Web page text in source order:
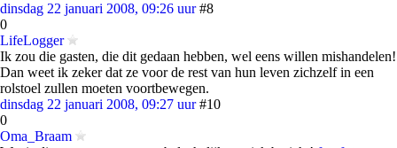
dinsdag 22 januari 2008, 09:26 uur #8
0
LifeLogger
Ik zou die gasten, die dit gedaan hebben, wel eens willen mishandelen!
Dan weet ik zeker dat ze voor de rest van hun leven zichzelf in een
rolstoel zullen moeten voortbewegen.
dinsdag 22 januari 2008, 09:27 uur #10
0
Oma_Braam